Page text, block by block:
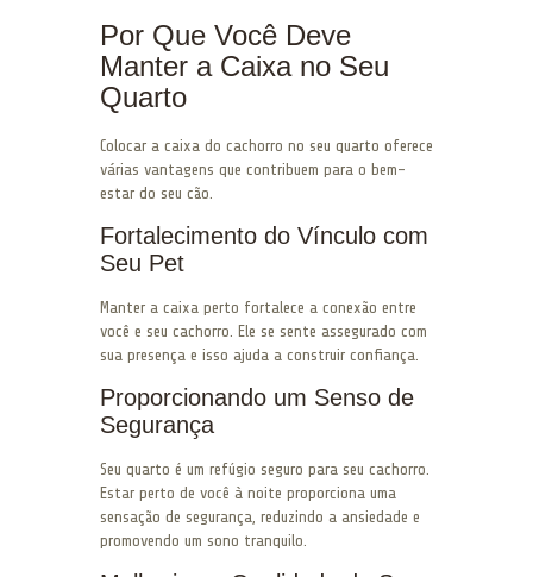
Por Que Você Deve
Manter a Caixa no Seu
Quarto
Colocar a caixa do cachorro no seu quarto oferece
várias vantagens que contribuem para o bem-
estar do seu cão.
Fortalecimento do Vínculo com
Seu Pet
Manter a caixa perto fortalece a conexão entre
você e seu cachorro. Ele se sente assegurado com
sua presença e isso ajuda a construir confiança.
Proporcionando um Senso de
Segurança
Seu quarto é um refúgio seguro para seu cachorro.
Estar perto de você à noite proporciona uma
sensação de segurança, reduzindo a ansiedade e
promovendo um sono tranquilo.